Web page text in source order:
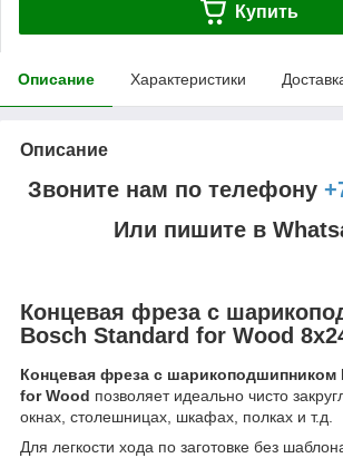
Купить
Описание Характеристики
Описание
Звоните нам по телефону
Или пишите в
Концевая фреза с
Bosch Standard for Wood
Концевая фреза с шарикоподшипником
for Wood позволяет идеально чисто
окнах, столешницах, шкафах, полках и т.д.
Для легкости хода по заготовке без